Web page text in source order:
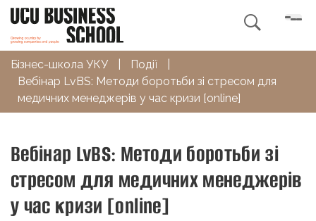

Бізнес-школа УКУ Події
Вебінар LvBS: Методи боротьби зі стресом для
медичних менеджерів у час кризи [online]
Вебінар LvBS: Методи боротьби зі
стресом для медичних менеджерів
у час кризи [online]